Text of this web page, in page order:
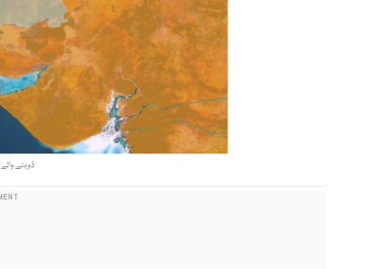
ڈوبنے والے 3 افراد کو بچا لیا گیا۔